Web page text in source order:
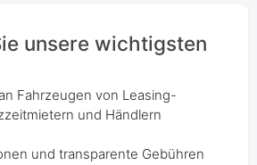
unsere wichtigsten
Fahrzeugen von Leasing-
und Händlern
und transparente Gebühren